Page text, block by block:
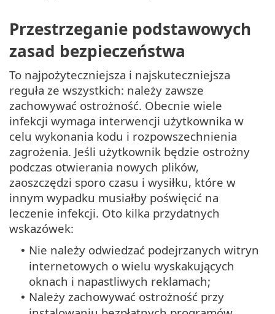
Przestrzeganie podstawowych
zasad bezpieczeństwa
To najpożyteczniejsza i najskuteczniejsza
reguła ze wszystkich: należy zawsze
zachowywać ostrożność. Obecnie wiele
infekcji wymaga interwencji użytkownika w
celu wykonania kodu i rozpowszechnienia
zagrożenia. Jeśli użytkownik będzie ostrożny
podczas otwierania nowych plików,
zaoszczędzi sporo czasu i wysiłku, które w
innym wypadku musiałby poświęcić na
leczenie infekcji. Oto kilka przydatnych
wskazówek:
• Nie należy odwiedzać podejrzanych witryn
internetowych o wielu wyskakujących
oknach i napastliwych reklamach;
• Należy zachowywać ostrożność przy